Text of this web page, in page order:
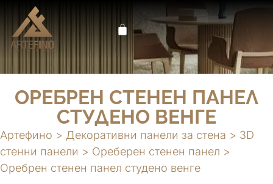
Меню
ОРЕБРЕН СТЕНЕН ПАНЕЛ
СТУДЕНО ВЕНГЕ
Артефино > Декоративни панели за стена > 3D
стенни панели > Ореберен стенен панел >
Оребрен стенен панел студено венге